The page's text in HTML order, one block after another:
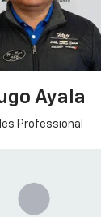
Ayala
Professional